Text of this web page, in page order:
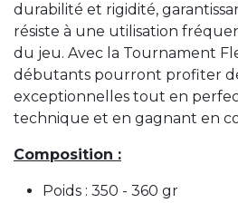
durabilité et rigidité,
résiste à une utilisation
du jeu. Avec la Tournament
débutants pourront profiter
exceptionnelles tout en
technique et en gagnant en
Composition :
Poids : 350 - 360 gr